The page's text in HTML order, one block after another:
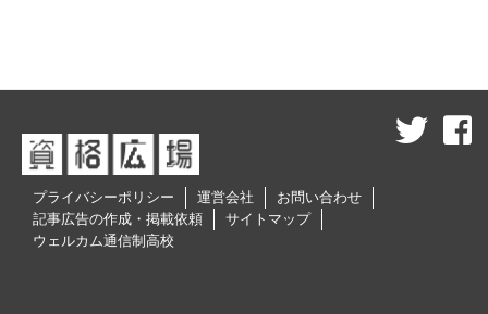
プライバシーポリシー 運営会社
お問い合わせ
記事広告の作成・掲載依頼
サイトマップ
ウェルカム通信制高校